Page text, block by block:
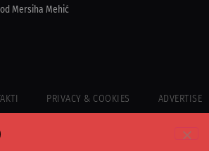
od Mersiha Mehić
PRIVACY & COOKIES ADVERTISE